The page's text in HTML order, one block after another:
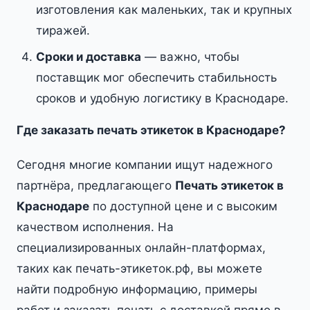
изготовления как маленьких, так и крупных
тиражей.
Сроки и доставка — важно, чтобы
поставщик мог обеспечить стабильность
сроков и удобную логистику в Краснодаре.
Где заказать печать этикеток в Краснодаре?
Сегодня многие компании ищут надежного
партнёра, предлагающего Печать этикеток в
Краснодаре по доступной цене и с высоким
качеством исполнения. На
специализированных онлайн-платформах,
таких как печать-этикеток.рф, вы можете
найти подробную информацию, примеры